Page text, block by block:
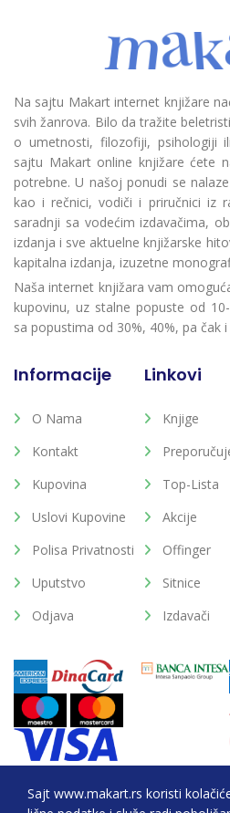
Sajt www.makart.rs koristi
Na sajtu Makart internet knjižare
svih žanrova. Bilo da tražite
o umetnosti, filozofiji, psihologiji
sajtu Makart online knjižare ćete
potrebne. U našoj ponudi se
kao i rečnici, vodiči i priručnici iz
saradnji sa vodećim izdavačima,
izdanja i sve aktuelne knjižarske
kapitalna izdanja, izuzetne
Naša internet knjižara vam
kupovinu, uz stalne popuste od
sa popustima od 30%, 40%, pa čak i
Informacije
O Nama
Kontakt
Kupovina
Uslovi Kupovine
Polisa Privatnosti
Uputstvo
Odjava
Linkovi
Knjige
Top-Lista
Akcije
Offinger
Sitnice
Izdavači